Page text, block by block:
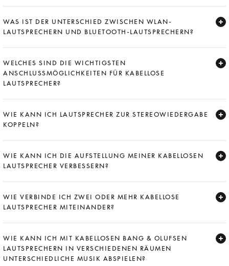
WAS IST DER UNTERSCHIED ZWISCHEN WLAN-
LAUTSPRECHERN UND BLUETOOTH-LAUTSPRECHERN?
WELCHES SIND DIE WICHTIGSTEN
ANSCHLUSSMÖGLICHKEITEN FÜR KABELLOSE
LAUTSPRECHER?
WIE KANN ICH LAUTSPRECHER ZUR STEREOWIEDERGABE
KOPPELN?
WIE KANN ICH DIE AUFSTELLUNG MEINER KABELLOSEN
LAUTSPRECHER VERBESSERN?
WIE VERBINDE ICH ZWEI ODER MEHR KABELLOSE
LAUTSPRECHER MITEINANDER?
WIE KANN ICH MIT KABELLOSEN BANG & OLUFSEN
LAUTSPRECHERN IN VERSCHIEDENEN RÄUMEN
UNTERSCHIEDLICHE MUSIK ABSPIELEN?